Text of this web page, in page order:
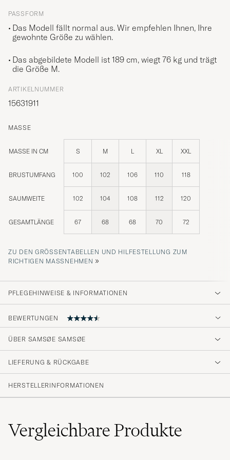
PASSFORM
Das Modell fällt normal aus. Wir empfehlen Ihnen, Ihre
gewohnte Größe zu wählen.
Das abgebildete Modell ist 189 cm, wiegt 76 kg und trägt
die Größe M.
ARTIKELNUMMER
15631911
MASSE
MASSE IN CM S M L XL XXL
BRUSTUMFANG 100 102 106 110 118
SAUMWEITE 102 104 108 112 120
GESAMTLÄNGE 67 68 68 70 72
ZU DEN GRÖSSENTABELLEN UND HILFESTELLUNG ZUM R
ICHTIGEN MASSNEHMEN
»
PFLEGEHINWEISE & INFORMATIONEN
BEWERTUNGEN
Supernöjd, kanon med fri frakt!
GABRIELLA R GEKAUFT AM AUF CAREOFCARL.SE
kvalitet!
MATS J GEKAUFT AM AUF CAREOFCARL.SE
ÜBER SAMSØE SAMSØE
LIEFERUNG & RÜCKGABE
HERSTELLERINFORMATIONEN
VergleichbareProdukte